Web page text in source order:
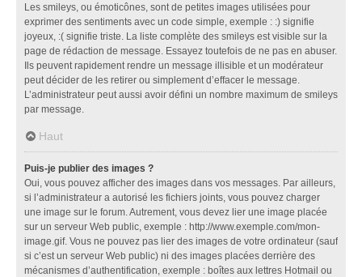
Les smileys, ou émoticônes, sont de petites images utilisées pour
exprimer des sentiments avec un code simple, exemple : :) signifie
joyeux, :( signifie triste. La liste complète des smileys est visible sur la
page de rédaction de message. Essayez toutefois de ne pas en abuser.
Ils peuvent rapidement rendre un message illisible et un modérateur
peut décider de les retirer ou simplement d’effacer le message.
L’administrateur peut aussi avoir défini un nombre maximum de smileys
par message.
Haut
Puis-je publier des images ?
Oui, vous pouvez afficher des images dans vos messages. Par ailleurs,
si l’administrateur a autorisé les fichiers joints, vous pouvez charger
une image sur le forum. Autrement, vous devez lier une image placée
sur un serveur Web public, exemple : http://www.exemple.com/mon-
image.gif. Vous ne pouvez pas lier des images de votre ordinateur (sauf
si c’est un serveur Web public) ni des images placées derrière des
mécanismes d’authentification, exemple : boîtes aux lettres Hotmail ou